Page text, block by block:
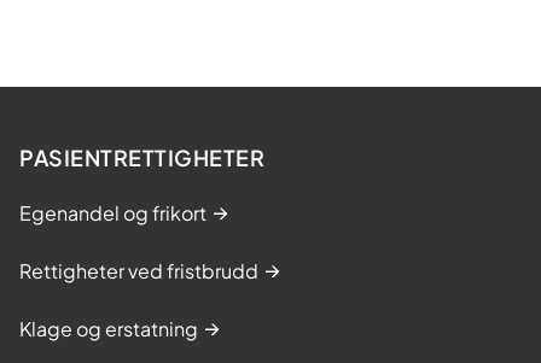
PASIENTRETTIGHETER
Egenandel og frikort
Rettigheter ved fristbrudd
Klage og erstatning